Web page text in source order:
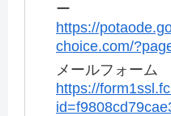
ー
https://
choice.com/
メールフォーム
https://